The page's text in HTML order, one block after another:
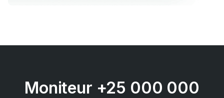
Moniteur +25 000 000